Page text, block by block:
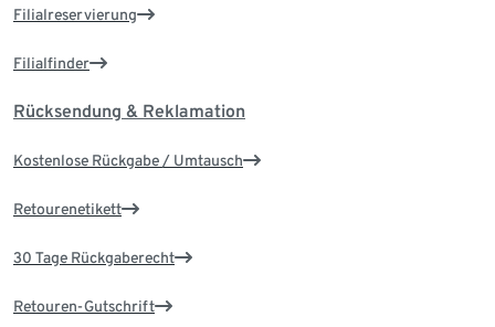
Filialreservierung
Filialfinder
Rücksendung & Reklamation
Kostenlose Rückgabe / Umtausch
Retourenetikett
30 Tage Rückgaberecht
Retouren-Gutschrift